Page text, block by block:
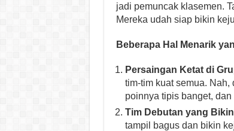
jadi pemuncak klasemen.
Mereka udah siap bikin
Beberapa Hal Menarik
Persaingan Ketat di
tim-tim kuat semua.
poinnya tipis banget,
Tim Debutan yang
tampil bagus dan bikin